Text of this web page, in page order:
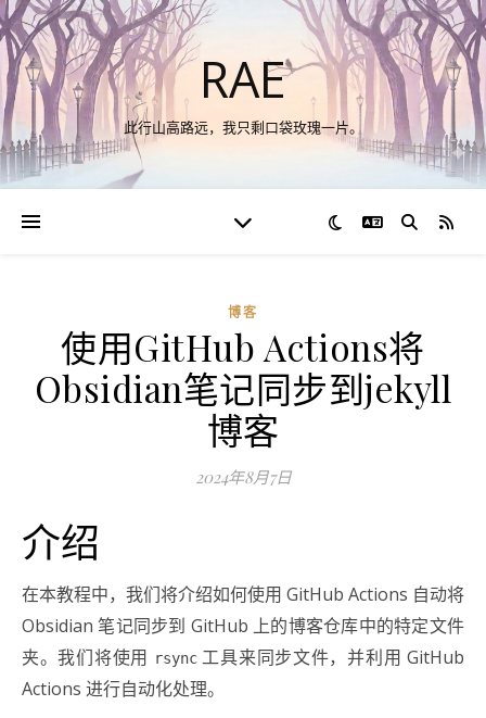
RAE
此行山高路远，我只剩口袋玫瑰一片。
切换语言RSS
博客
使用GitHub Actions将
Obsidian笔记同步到jekyll
博客
2024年8月7日
介绍
在本教程中，我们将介绍如何使用 GitHub Actions 自动将
Obsidian 笔记同步到 GitHub 上的博客仓库中的特定文件
夹。我们将使用 rsync工具来同步文件，并利用 GitHub
Actions 进行自动化处理。